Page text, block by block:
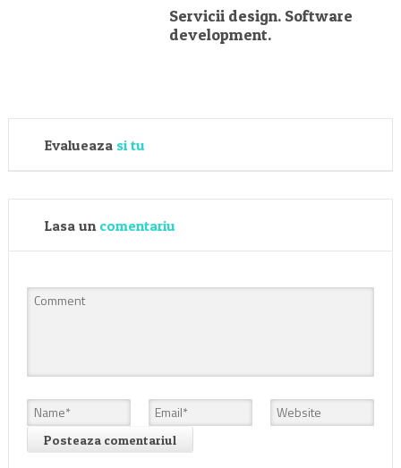
Servicii design. Software
development.
Evalueaza si tu
Lasa un comentariu